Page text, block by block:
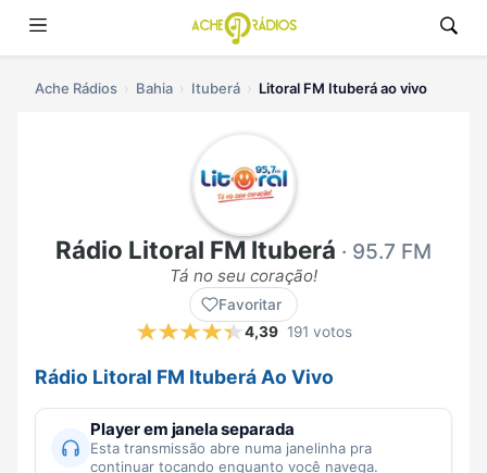
Ache Rádios Bahia Ituberá Litoral FM Ituberá ao vivo
Rádio Litoral FM Ituberá · 95.7 FM
Tá no seu coração!
Favoritar
4,39 191 votos
Rádio Litoral FM Ituberá Ao Vivo
Player em janela separada
Esta transmissão abre numa janelinha pra
continuar tocando enquanto você navega.